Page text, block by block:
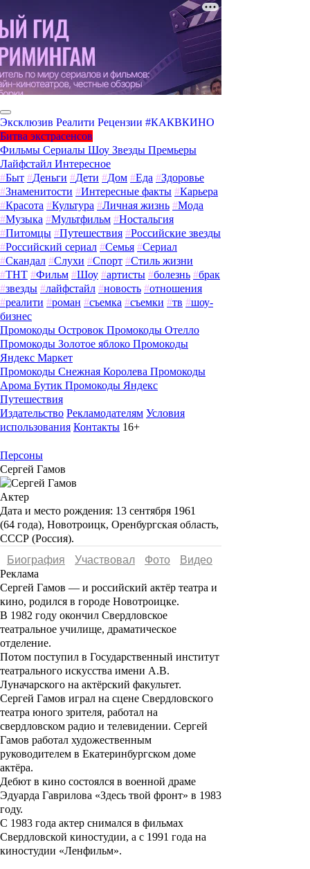
Эксклюзив Реалити Рецензии #КАКВКИНО
Битва экстрасенсов
Фильмы Сериалы Шоу Звезды Премьеры
Лайфстайл Интересное
#Быт #Деньги #Дети #Дом #Еда #Здоровье
#Знаменитости #Интересные факты #Карьера
#Красота #Культура #Личная жизнь #Мода
#Музыка #Мультфильм #Ностальгия
#Питомцы #Путешествия #Российские звезды
#Российский сериал #Семья #Сериал
#Скандал #Слухи #Спорт #Стиль жизни
#ТНТ #Фильм #Шоу #артисты #болезнь #брак
#звезды #лайфстайл #новость #отношения
#реалити #роман #съемка #съемки #тв #шоу-
бизнес
Промокоды Островок Промокоды Отелло
Промокоды Золотое яблоко Промокоды
Яндекс Маркет
Промокоды Снежная Королева Промокоды
Арома Бутик Промокоды Яндекс
Путешествия
Издательство Рекламодателям Условия
использования Контакты 16+
Персоны
Сергей Гамов
Актер
Дата и место рождения: 13 сентября 1961
(64 года), Новотроицк, Оренбургская область,
СССР (Россия).
Биография
Участвовал Фото
Видеo
Реклама
Сергей Гамов — и российский актёр театра и
кино, родился в городе Новотроицке.
В 1982 году окончил Свердловское
театральное училище, драматическое
отделение.
Потом поступил в Государственный институт
театрального искусства имени А.В.
Луначарского на актёрский факультет.
Сергей Гамов играл на сцене Свердловского
театра юного зрителя, работал на
свердловском радио и телевидении. Сергей
Гамов работал художественным
руководителем в Екатеринбургском доме
актёра.
Дебют в кино состоялся в военной драме
Эдуарда Гаврилова «Здесь твой фронт» в 1983
году.
С 1983 года актер снимался в фильмах
Свердловской киностудии, а с 1991 года на
киностудии «Ленфильм».